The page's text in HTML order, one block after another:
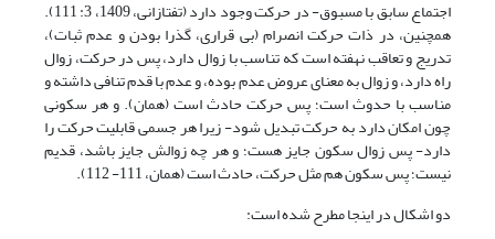
اجتماع سابق با مسبوق- در حرکت وجود دارد (تفتازانی، 1409، 3: 111).
هم‏چنین، در ذات حرکت انصرام (بی قراری، گذرا بودن و عدم ثبات)،
تدریج و تعاقب نهفته است که تناسب با زوال دارد، پس در حرکت، زوال
راه دارد، و زوال به معنای عروض عدم بوده، و عدم با قدم تنافی داشته و
مناسب با حدوث است؛ پس حرکت حادث است (همان). و هر سکونی
چون امکان دارد به حرکت تبدیل شود- زیرا هر جسمی قابلیت حرکت را
دارد- پس زوال سکون جایز هست؛ و هر چه زوالش جایز باشد، قدیم
نیست؛ پس سکون هم مثل حرکت، حادث است (همان، 111- 112).
دو اشکال در اینجا مطرح شده است: